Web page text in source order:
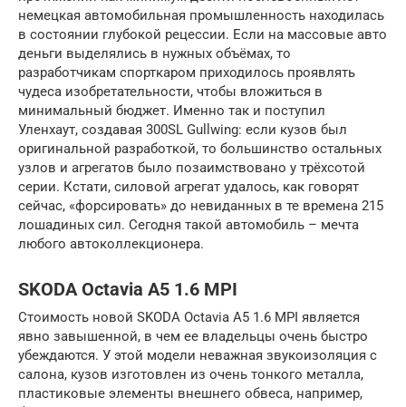
немецкая автомобильная промышленность находилась
в состоянии глубокой рецессии. Если на массовые авто
деньги выделялись в нужных объёмах, то
разработчикам спорткаром приходилось проявлять
чудеса изобретательности, чтобы вложиться в
минимальный бюджет. Именно так и поступил
Уленхаут, создавая 300SL Gullwing: если кузов был
оригинальной разработкой, то большинство остальных
узлов и агрегатов было позаимствовано у трёхсотой
серии. Кстати, силовой агрегат удалось, как говорят
сейчас, «форсировать» до невиданных в те времена 215
лошадиных сил. Сегодня такой автомобиль – мечта
любого автоколлекционера.
SKODA Octavia A5 1.6 MPI
Стоимость новой SKODA Octavia A5 1.6 MPI является
явно завышенной, в чем ее владельцы очень быстро
убеждаются. У этой модели неважная звукоизоляция с
салона, кузов изготовлен из очень тонкого металла,
пластиковые элементы внешнего обвеса, например,